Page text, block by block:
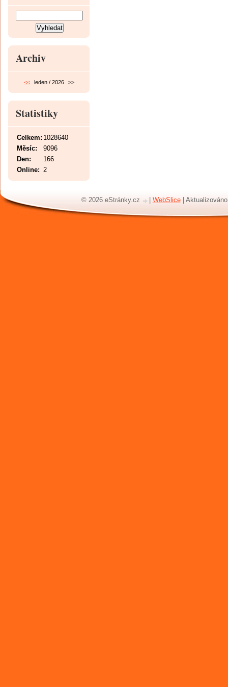
Archiv
<< leden / 2026 >>
Statistiky
Online: 2
Celkem: 1028640
Měsíc:
9096
Den:
166
© 2026 eStránky.cz WebSlice